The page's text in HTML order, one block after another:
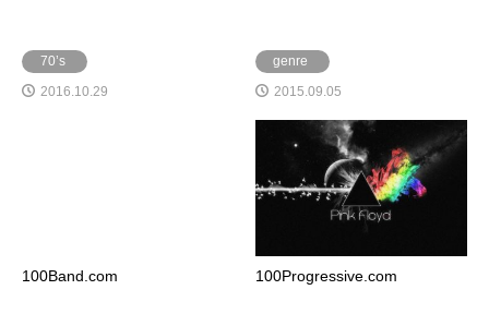
70’s
2016.10.29
genre
2015.09.05
100Band.com 100Progressive.com